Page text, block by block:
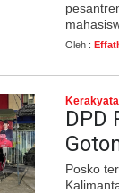
Oleh :
DPD
Posko